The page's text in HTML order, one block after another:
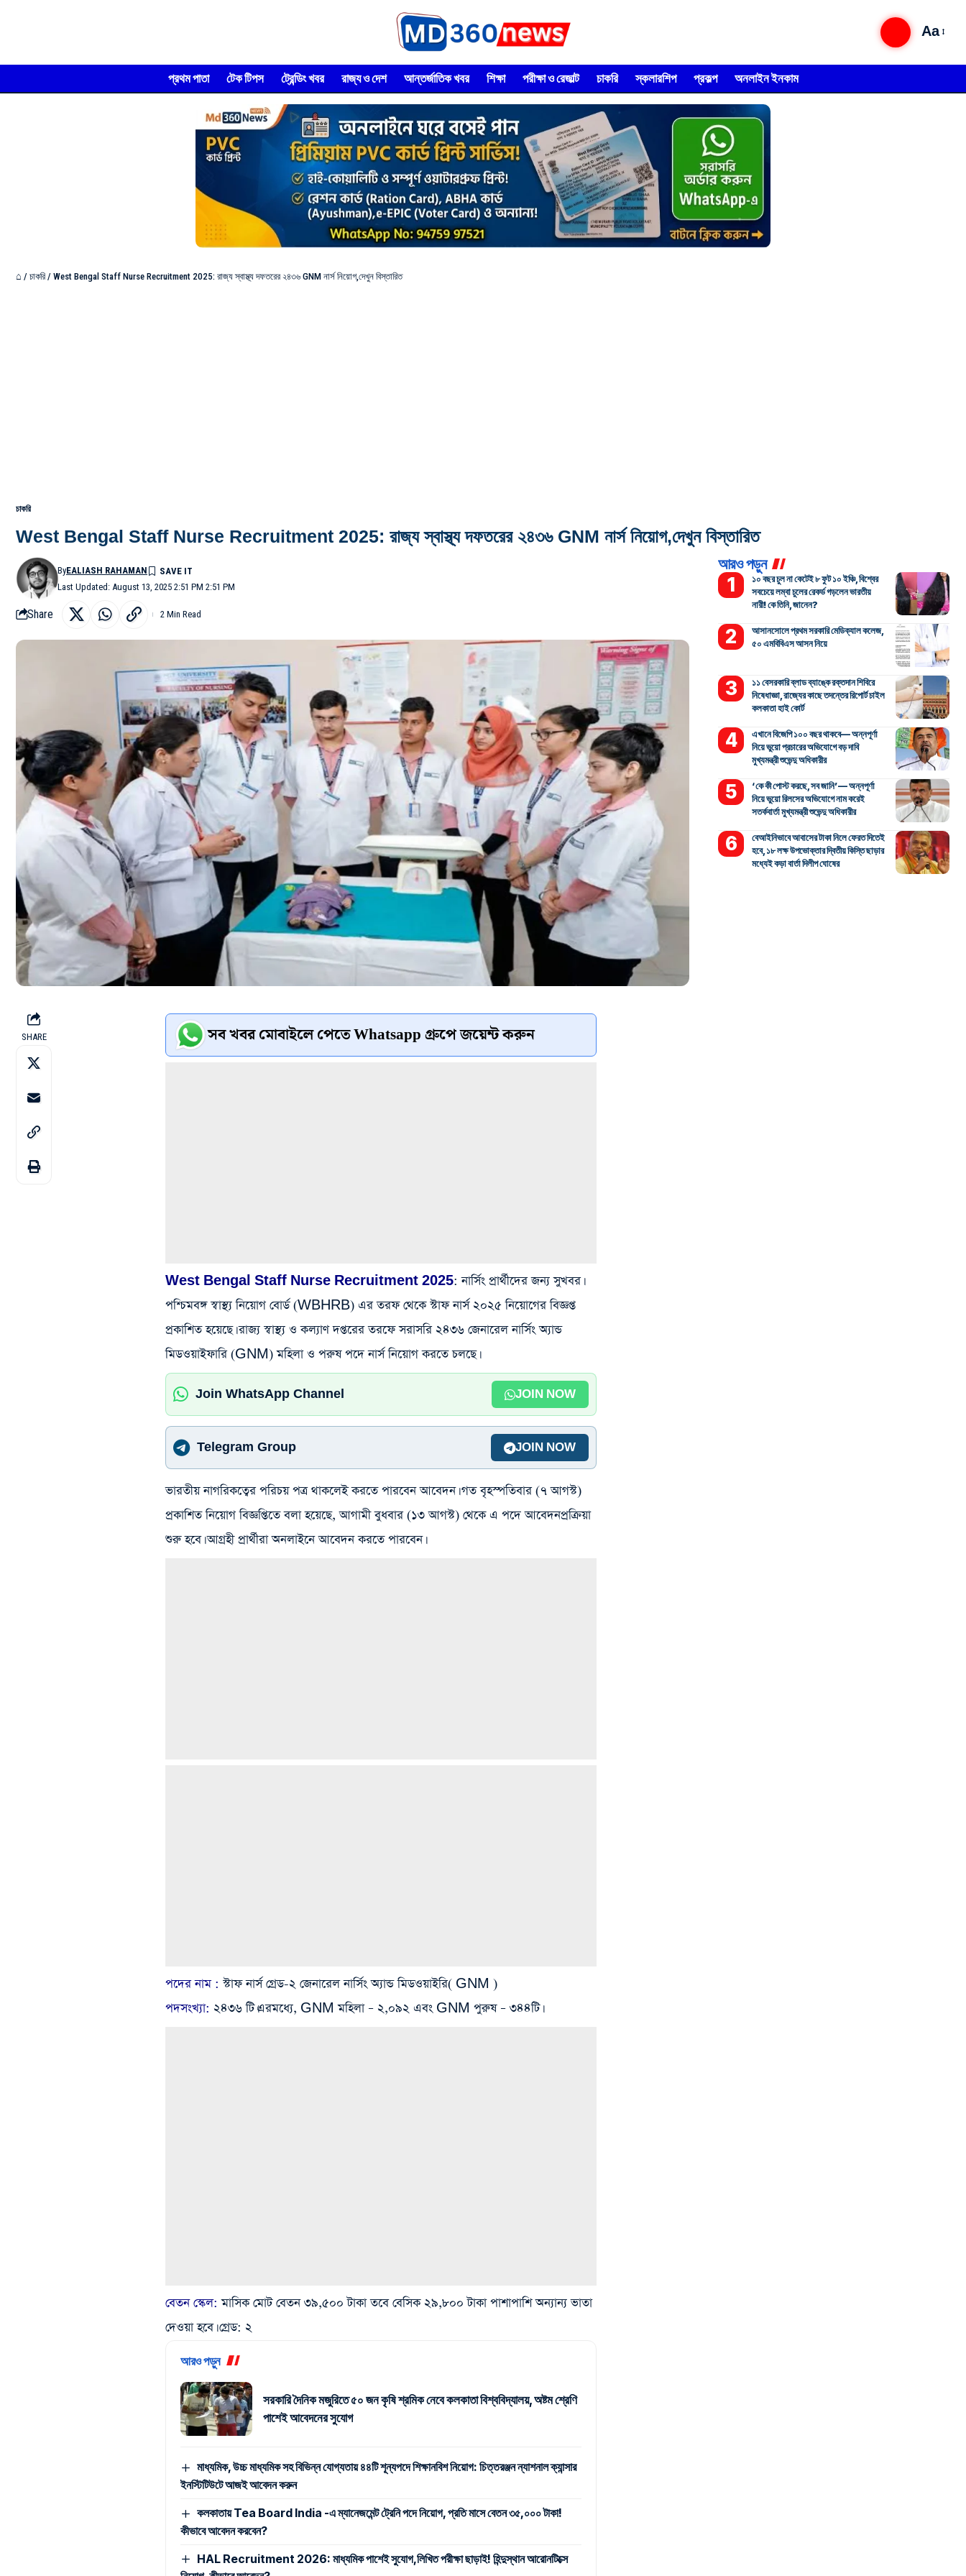
Aa
প্রথম পাতা টেক টিপস ট্রেন্ডিং খবর রাজ্য ও দেশ আন্তর্জাতিক খবর শিক্ষা পরীক্ষা ও রেজাল্ট চাকরি স্কলারশিপ প্রকল্প অনলাইন ইনকাম
⌂ / চাকরি / West Bengal Staff Nurse Recruitment 2025: রাজ্য স্বাস্থ্য দফতরের ২৪৩৬ GNM নার্স নিয়োগ,দেখুন বিস্তারিত
চাকরি
West Bengal Staff Nurse Recruitment 2025: রাজ্য স্বাস্থ্য দফতরের ২৪৩৬ GNM নার্স নিয়োগ,দেখুন বিস্তারিত
Last Updated: August 13, 2025 2:51 PM 2:51 PM
ByEALIASH RAHAMAN
Share 2 Min Read
SHARE সব খবর মোবাইলে পেতে Whatsapp গ্রুপে জয়েন্ট করুন
West Bengal Staff Nurse Recruitment 2025: নার্সিং প্রার্থীদের জন্য সুখবর।
পশ্চিমবঙ্গ স্বাস্থ্য নিয়োগ বোর্ড (WBHRB) এর তরফ থেকে স্টাফ নার্স ২০২৫ নিয়োগের বিজ্ঞপ্ত
প্রকাশিত হয়েছে। রাজ্য স্বাস্থ্য ও কল্যাণ দপ্তরের তরফে সরাসরি ২৪৩৬ জেনারেল নার্সিং অ্যান্ড
মিডওয়াইফারি (GNM) মহিলা ও পরুষ পদে নার্স নিয়োগ করতে চলছে।
Join WhatsApp Channel JOIN NOW
Telegram Group JOIN NOW
ভারতীয় নাগরিকত্বের পরিচয় পত্র থাকলেই করতে পারবেন আবেদন। গত বৃহস্পতিবার (৭ আগস্ট)
প্রকাশিত নিয়োগ বিজ্ঞপ্তিতে বলা হয়েছে, আগামী বুধবার (১৩ আগস্ট) থেকে এ পদে আবেদনপ্রক্রিয়া
শুরু হবে। আগ্রহী প্রার্থীরা অনলাইনে আবেদন করতে পারবেন।
পদের নাম :স্টাফ নার্স গ্রেড‌-২ জেনারেল নার্সিং অ্যান্ড মিড‌ওয়াইরি( GNM )
পদসংখ্যা: ২৪৩৬ টি।এরমধ্যে, GNM মহিলা – ২,০৯২ এবং GNM পুরুষ – ৩৪৪টি।
বেতন স্কেল:মাসিক মোট বেতন ৩৯,৫০০ টাকা তবে বেসিক ২৯,৮০০ টাকা পাশাপাশি অন্যান্য ভাতা
দেওয়া হবে। গ্রেড: ২
আরও পড়ুন
সরকারি দৈনিক মজুরিতে ৫০ জন কৃষি শ্রমিক নেবে কলকাতা বিশ্ববিদ্যালয়, অষ্টম শ্রেণি
পাশেই আবেদনের সুযোগ
মাধ্যমিক, উচ্চ মাধ্যমিক সহ বিভিন্ন যোগ্যতায় ৪৪টি শূন্যপদে শিক্ষানবিশ নিয়োগ: চিত্তরঞ্জন ন্যাশনাল ক্যান্সার
ইনস্টিটিউটে আজই আবেদন করুন
কলকাতায় Tea Board India -এ ম্যানেজমেন্ট ট্রেনি পদে নিয়োগ, প্রতি মাসে বেতন ৩৫,০০০ টাকা!
কীভাবে আবেদন করবেন?
HAL Recruitment 2026: মাধ্যমিক পাশেই সুযোগ,লিখিত পরীক্ষা ছাড়াই! হিন্দুস্থান আরোনটিক্সে
আরও পড়ুন
১০ বছর চুল না কেটেই ৮ ফুট ১০ ইঞ্চি, বিশ্বের
সবচেয়ে লম্বা চুলের রেকর্ড গড়লেন ভারতীয়
নারী! কে তিনি, জানেন?
আসানসোলে প্রথম সরকারি মেডিক্যাল কলেজ,
৫০ এমবিবিএস আসন নিয়ে
১১ বেসরকারি ব্লাড ব্যাঙ্কে রক্তদান শিবিরে
নিষেধাজ্ঞা, রাজ্যের কাছে তদন্তের রিপোর্ট চাইল
কলকাতা হাই কোর্ট
এখানে বিজেপি ১০০ বছর থাকবে— অন্নপূর্ণা
নিয়ে ভুয়ো প্রচারের অভিযোগে বড় দাবি
মুখ্যমন্ত্রী শুভেন্দু অধিকারীর
‘কে কী পোস্ট করছে, সব জানি’— অন্নপূর্ণা
নিয়ে ভুয়ো রিলসের অভিযোগে নাম করেই
সতর্কবার্তা মুখ্যমন্ত্রী শুভেন্দু অধিকারীর
বেআইনিভাবে আবাসের টাকা নিলে ফেরত দিতেই
হবে, ১৮ লক্ষ উপভোক্তার দ্বিতীয় কিস্তি ছাড়ার
মধ্যেই কড়া বার্তা দিলীপ ঘোষের